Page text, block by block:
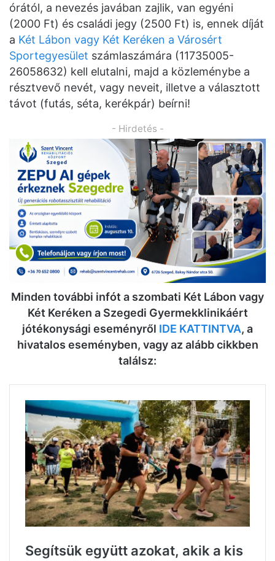
órától, a nevezés javában zajlik, van egyéni
(2000 Ft) és családi jegy (2500 Ft) is, ennek díját
a Két Lábon vagy Két Keréken a Városért
Sportegyesület számlaszámára (11735005-
26058632) kell elutalni, majd a közleménybe a
résztvevő nevét, vagy neveit, illetve a választott
távot (futás, séta, kerékpár) beírni!
- Hirdetés -
Minden további infót a szombati Két Lábon vagy
Két Keréken a Szegedi Gyermekklinikáért
jótékonysági eseményről IDE KATTINTVA, a
hivatalos eseményben, vagy az alább cikkben
találsz: